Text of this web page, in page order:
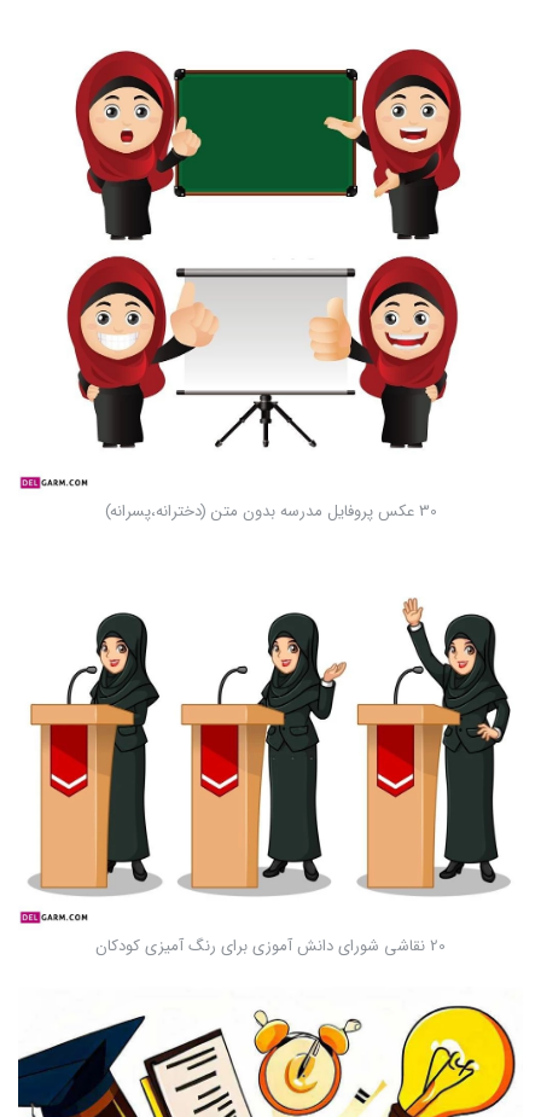
30 عکس پروفایل مدرسه بدون متن (دخترانه،پسرانه)
20 نقاشی شورای دانش آموزی برای رنگ آمیزی کودکان